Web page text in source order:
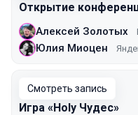
Открытие
Алексей Золотых
Юлия Миоцен
Смотреть запись
Игра «Holy Чудес»